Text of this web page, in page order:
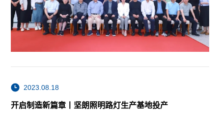
2023.08.18
开启制造新篇章丨坚朗照明路灯生产基地投产